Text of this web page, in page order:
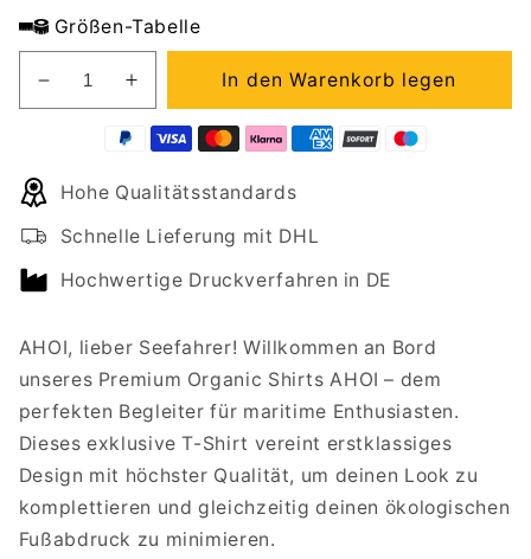
Größen-Tabelle
Verringere
die
Premium
Shirt
AHOI
Erhöhe
die
Menge
Premium
Shirt
AHOI
In den Warenkorb legen
Hohe Qualitätsstandards
Schnelle Lieferung mit DHL
Hochwertige Druckverfahren in DE
AHOI, lieber Seefahrer! Willkommen an Bord
unseres Premium Organic Shirts AHOI – dem
perfekten Begleiter für maritime Enthusiasten.
Dieses exklusive T-Shirt vereint erstklassiges
Design mit höchster Qualität, um deinen Look zu
komplettieren und gleichzeitig deinen ökologischen
Fußabdruck zu minimieren.